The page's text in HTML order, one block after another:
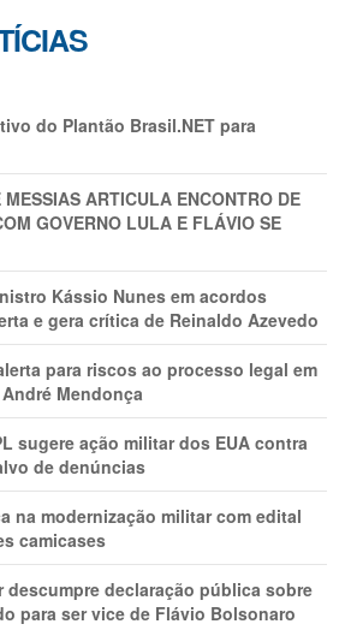
do Plantão Brasil.NET para
ARTICULA ENCONTRO DE
GOVERNO LULA E FLÁVIO SE
Kássio Nunes em acordos
e gera crítica de Reinaldo Azevedo
para riscos ao processo legal em
Mendonça
sugere ação militar dos EUA contra
de denúncias
na modernização militar com edital
camicases
descumpre declaração pública sobre
para ser vice de Flávio Bolsonaro